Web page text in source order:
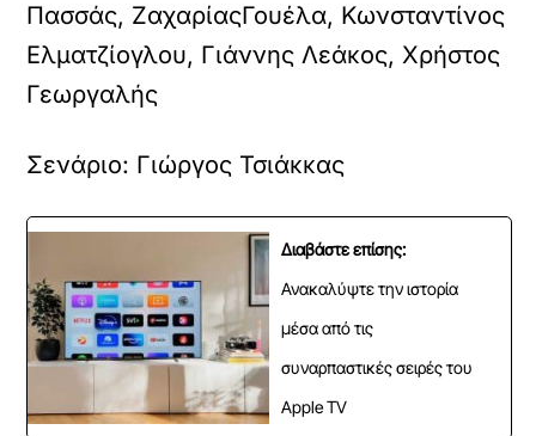
Πασσάς, ΖαχαρίαςΓουέλα, Κωνσταντίνος
Ελματζίογλου, Γιάννης Λεάκος, Χρήστος
Γεωργαλής
Σενάριο: Γιώργος Τσιάκκας
Διαβάστε επίσης:
Ανακαλύψτε την ιστορία
μέσα από τις
συναρπαστικές σειρές του
Apple TV